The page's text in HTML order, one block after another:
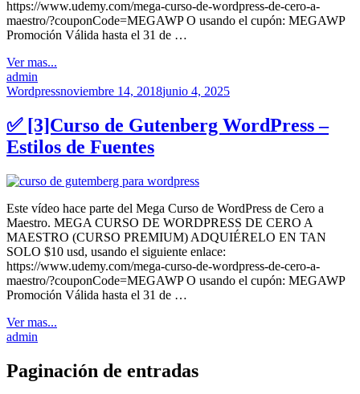
https://www.udemy.com/mega-curso-de-wordpress-de-cero-a-
maestro/?couponCode=MEGAWP O usando el cupón: MEGAWP
Promoción Válida hasta el 31 de …
Ver mas...
admin
Wordpressnoviembre 14, 2018junio 4, 2025
✅ [3]Curso de Gutenberg WordPress –
Estilos de Fuentes
Este vídeo hace parte del Mega Curso de WordPress de Cero a
Maestro. MEGA CURSO DE WORDPRESS DE CERO A
MAESTRO (CURSO PREMIUM) ADQUIÉRELO EN TAN
SOLO $10 usd, usando el siguiente enlace:
https://www.udemy.com/mega-curso-de-wordpress-de-cero-a-
maestro/?couponCode=MEGAWP O usando el cupón: MEGAWP
Promoción Válida hasta el 31 de …
Ver mas...
admin
Paginación de entradas